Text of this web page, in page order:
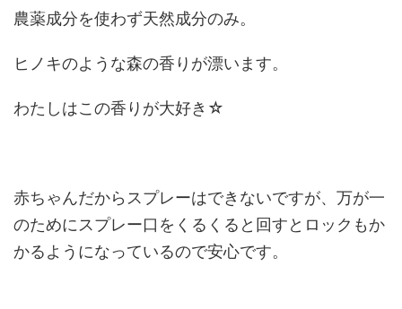
農薬成分を使わず天然成分のみ。
ヒノキのような森の香りが漂います。
わたしはこの香りが大好き☆
赤ちゃんだからスプレーはできないですが、万が一
のためにスプレー口をくるくると回すとロックもか
かるようになっているので安心です。